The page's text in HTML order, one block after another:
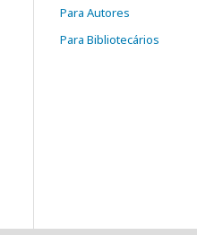
Para Autores
Para Bibliotecários